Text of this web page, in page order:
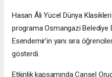
Hasan Âli Yücel Dünya
programa Osmangazi Belediye
Esendemir’in yanı sıra
gösterdi.
Etkinlik kapsamında Cansel